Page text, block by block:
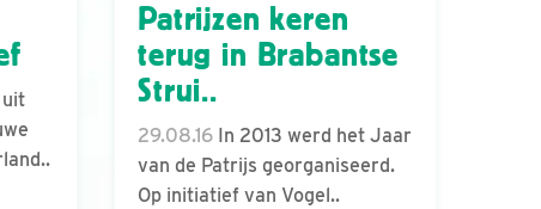
uit
Patrijzen keren
terug in Brabantse
Strui..
29.08.16 In 2013 werd het Jaar
van de Patrijs georganiseerd.
Op initiatief van Vogel..